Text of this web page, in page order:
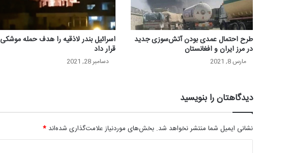
طرح احتمال عمدی بودن آتش‌سوزی جدید
در مرز ایران و افغانستان
مارس 8, 2021
اسرائیل بندر لاذقیه را هدف حمله موشکی
قرار داد
دسامبر 28, 2021
دیدگاهتان را بنویسید
نشانی ایمیل شما منتشر نخواهد شد. بخش‌های موردنیاز علامت‌گذاری شده‌اند *